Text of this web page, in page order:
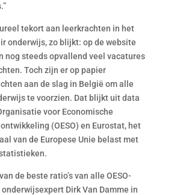
tekort aan leerkrachten in het
onderwijs, zo blijkt: op de website
nog steeds opvallend veel vacatures
Toch zijn er op papier
aan de slag in België om alle
te voorzien. Dat blijkt uit data
voor Economische
(OESO) en Eurostat, het
van de Europese Unie belast met
de beste ratio’s van alle OESO-
onderwijsexpert Dirk Van Damme in